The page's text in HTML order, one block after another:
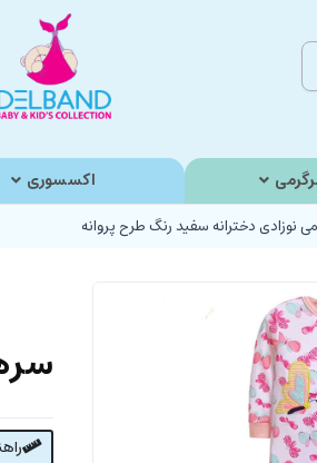
اکسسوری
نوزادی دخترانه سفید رنگ طرح پروانه